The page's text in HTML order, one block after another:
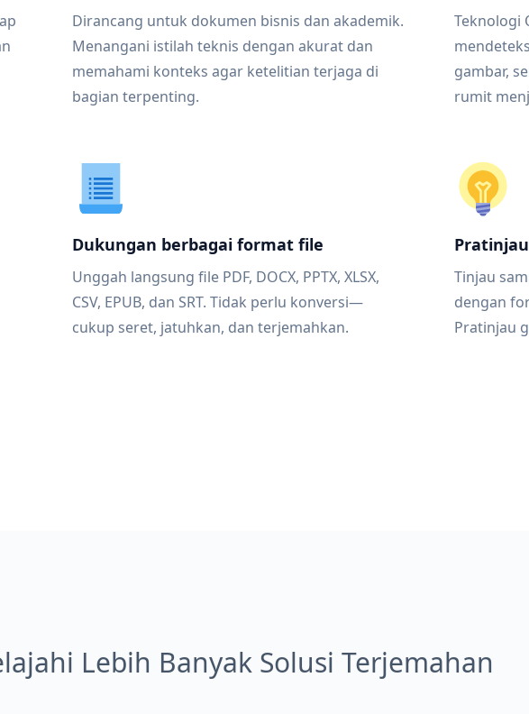
Dirancang untuk dokumen bisnis dan akademik.
Menangani istilah teknis dengan akurat dan
memahami konteks agar ketelitian terjaga di
bagian terpenting.
Teknologi
gambar,
rumit
Dukungan berbagai format file
Unggah langsung file PDF, DOCX, PPTX, XLSX,
CSV, EPUB, dan SRT. Tidak perlu konversi—
cukup seret, jatuhkan, dan terjemahkan.
Tinjau
dengan
Pratinjau
Lebih Banyak Solusi Terjemahan